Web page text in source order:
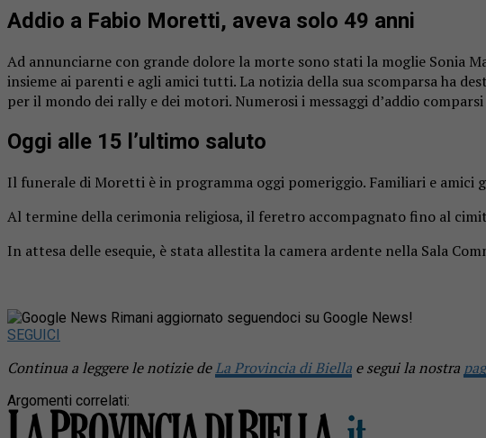
Addio a Fabio Moretti, aveva solo 49 anni
Ad annunciarne con grande dolore la morte sono stati la moglie Sonia
insieme ai parenti e agli amici tutti. La notizia della sua scomparsa ha
per il mondo dei rally e dei motori. Numerosi i messaggi d’addio
Oggi alle 15 l’ultimo saluto
Il funerale di Moretti è in programma oggi pomeriggio. Familiari e amici
Al termine della cerimonia religiosa, il feretro accompagnato fino al
In attesa delle esequie, è stata allestita la camera ardente nella Sala
Rimani aggiornato seguendoci su Google News!
SEGUICI
Continua a leggere le notizie deLa Provincia di Biella e segui la nostra
Argomenti correlati: